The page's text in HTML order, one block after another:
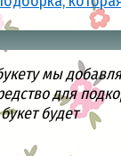
мы
для
будет